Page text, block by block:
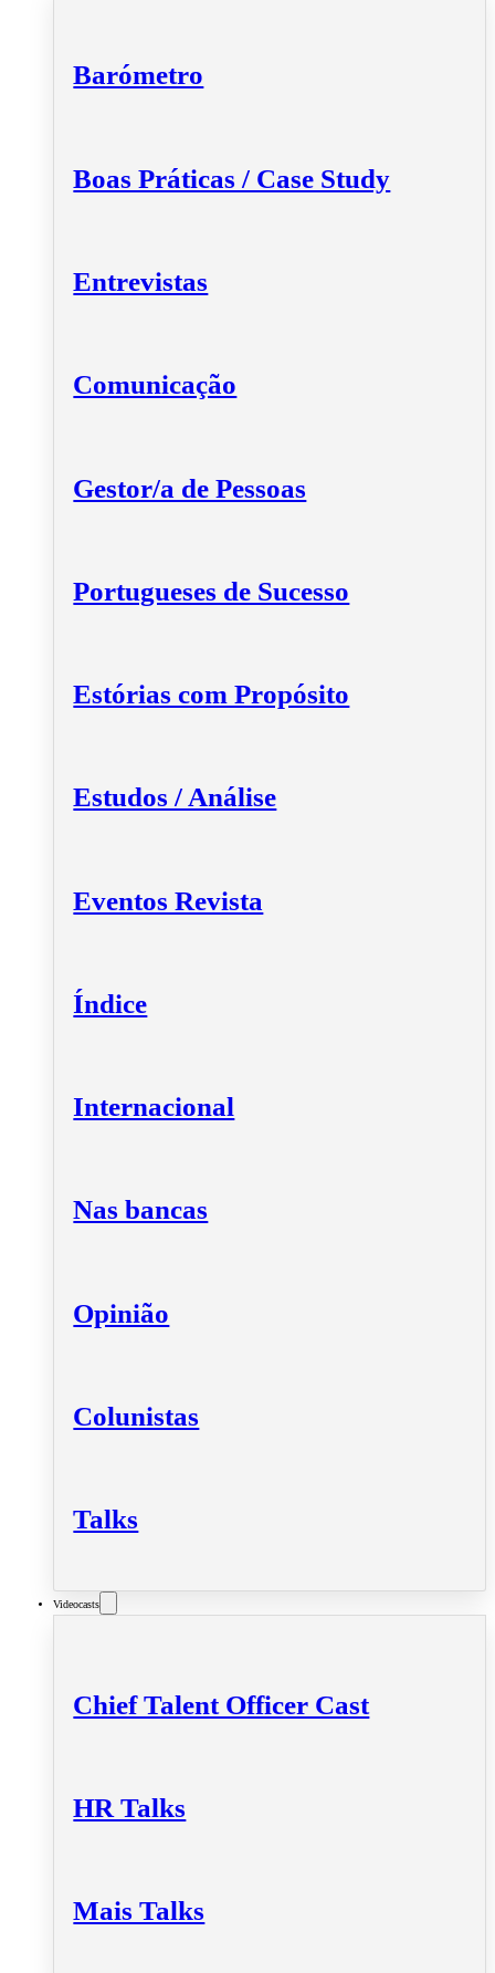
Barómetro
Boas Práticas / Case Study
Entrevistas
Comunicação
Gestor/a de Pessoas
Portugueses de Sucesso
Estórias com Propósito
Estudos / Análise
Eventos Revista
Índice
Internacional
Nas bancas
Opinião
Colunistas
Talks
Videocasts
Chief Talent Officer Cast
HR Talks
Mais Talks